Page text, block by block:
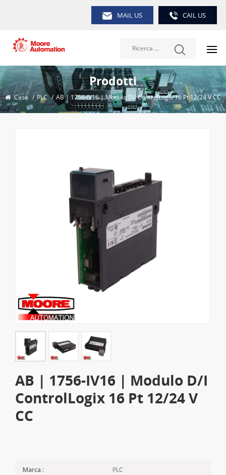
MAIL US CAIL US
Prodotti
Casa / PLC / AB | 1756-IV16 | Modulo D/I ControlLogix 16 Pt 12/24 V CC
AB | 1756-IV16 | Modulo D/I
ControlLogix 16 Pt 12/24 V
CC
Marca : PLC